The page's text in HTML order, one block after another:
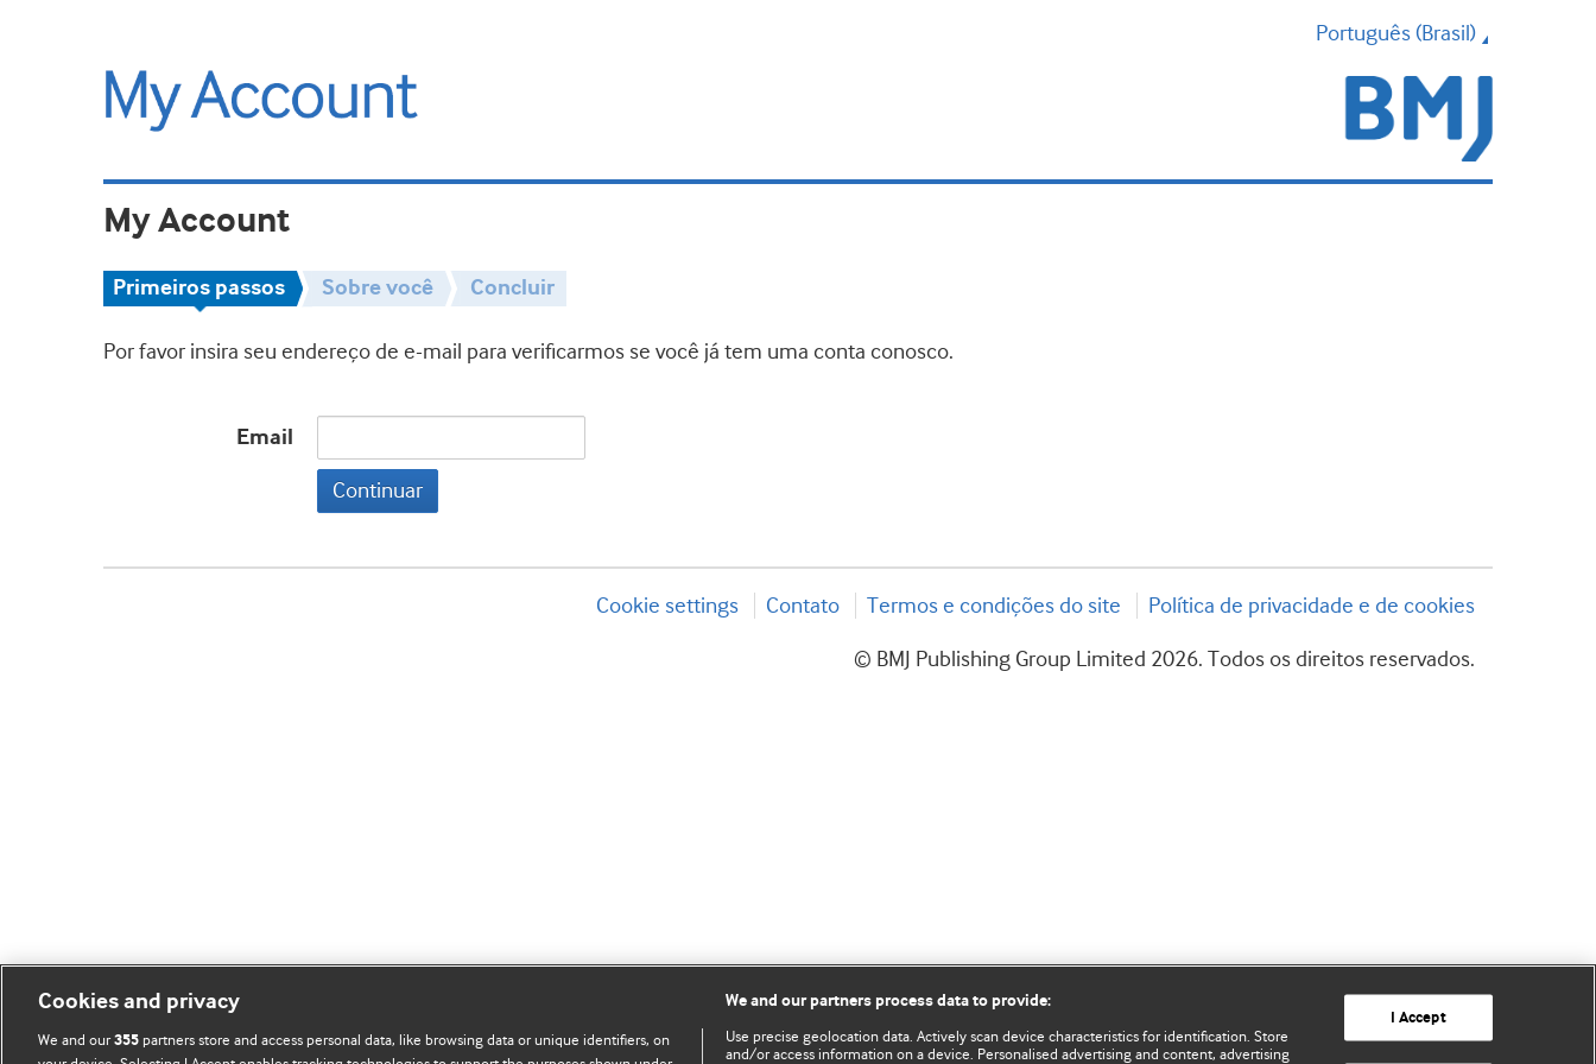
Português (Brasil)
My Account
Primeiros passos Sobre você Concluir
Por favor insira seu endereço de e-mail para verificarmos se você já tem uma conta conosco.
Email
Continuar
Cookie settings Contato Termos e condições do site Política de privacidade e de cookies
© BMJ Publishing Group Limited 2026. Todos os direitos reservados.
Cookies and privacy
We and our355 partners store and access personal data, like browsing data or unique identifiers, on
We and our partners process data to provide:
Use precise geolocation data. Actively scan device characteristics for identification. Store
and/or access information on a device. Personalised advertising and content, advertising
I Accept